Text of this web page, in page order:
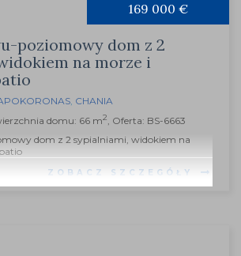
169 000 €
poziomowy dom z 2
na morze i
, CHANIA
domu: 66 m2, Oferta: BS-6663
dom z 2 sypialniami, widokiem na
ZOBACZ SZCZEGÓŁY